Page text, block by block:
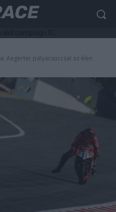
Aegerter pályacsúccsal az élen